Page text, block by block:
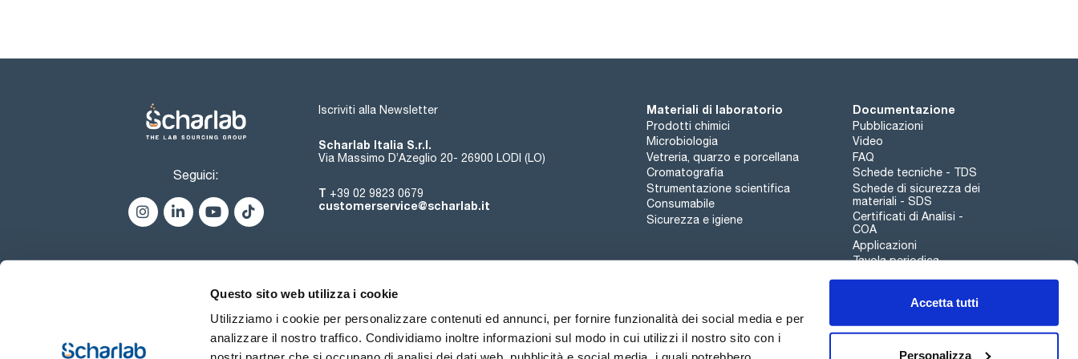
Questo sito web utilizza i cookie
Utilizziamo i cookie per personalizzare contenuti ed annunci, per fornire funzionalità dei social media e per
analizzare il nostro traffico. Condividiamo inoltre informazioni sul modo in cui utilizzi il nostro sito con i
Accetta tutti
Personalizza
Alachlor 100ug/ml [15972-60-8]
Seguici:
Iscriviti alla Newsletter
Scharlab Italia S.r.l.
Via Massimo D’Azeglio 20- 26900 LODI (LO)
T +39 02 9823 0679
customerservice@scharlab.it
Materiali di laboratorio
Prodotti chimici
Microbiologia
Vetreria, quarzo e porcellana
Cromatografia
Strumentazione scientifica
Consumabile
Sicurezza e igiene
Documentazione
Pubblicazioni
Video
FAQ
Schede tecniche - TDS
Schede di sicurezza dei
materiali - SDS
Certificati di Analisi -
COA
Applicazioni
Tavola periodica
Canale di segnalazioni
Chi siamo Eventi Contatto Novità